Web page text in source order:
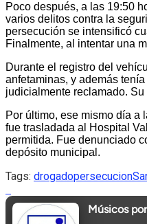
Poco después, a las 19:50
varios delitos contra la
persecución se intensificó
Finalmente, al intentar una
Durante el registro del
anfetaminas, y además
judicialmente reclamado.
Por último, ese mismo día a
fue trasladada al Hospital
permitida. Fue denunciado
depósito municipal.
Tags: drogadopersecucion